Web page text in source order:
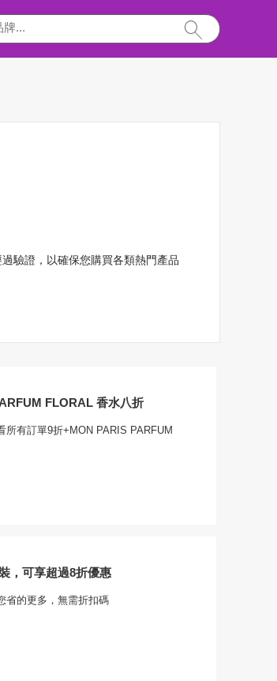
驗證，以確保您購買各類熱門產品
FLORAL 香水八折
有訂單9折+MON PARIS PARFUM
，可享超過8折優惠
省的更多，無需折扣碼